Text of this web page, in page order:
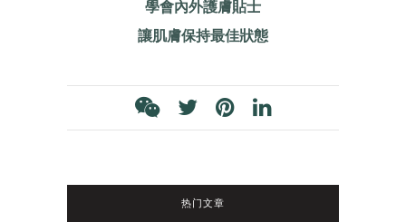
學會內外護膚貼士
讓肌膚保持最佳狀態
热门文章